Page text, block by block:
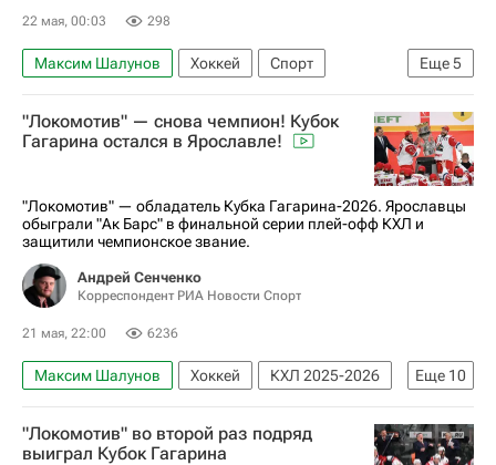
22 мая, 00:03 298
Еще5
Максим Шалунов Хоккей
Спорт
Игорь Никитин
Боб Хартли
Ак Барс
Авангард
КХЛ 2025-2026
"Локомотив" — снова чемпион! Кубок
Гагарина остался в Ярославле!
"Локомотив" — обладатель Кубка Гагарина-2026. Ярославцы
обыграли "Ак Барс" в финальной серии плей-офф КХЛ и
защитили чемпионское звание.
Андрей Сенченко
Корреспондент РИА Новости Спорт
21 мая, 22:00 6236
Еще 10
Максим Шалунов Хоккей
КХЛ 2025-2026
Кубок Гагарина
Локомотив (Ярославль)
Ак Барс
Александр Радулов
"Локомотив" во второй раз подряд
выиграл Кубок Гагарина